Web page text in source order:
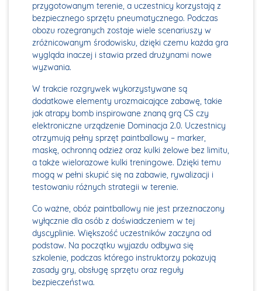
przygotowanym terenie, a uczestnicy korzystają z
bezpiecznego sprzętu pneumatycznego. Podczas
obozu rozegranych zostaje wiele scenariuszy w
zróżnicowanym środowisku, dzięki czemu każda gra
wygląda inaczej i stawia przed drużynami nowe
wyzwania.
W trakcie rozgrywek wykorzystywane są
dodatkowe elementy urozmaicające zabawę, takie
jak atrapy bomb inspirowane znaną grą CS czy
elektroniczne urządzenie Dominacja 2.0. Uczestnicy
otrzymują pełny sprzęt paintballowy – marker,
maskę, ochronną odzież oraz kulki żelowe bez limitu,
a także wielorazowe kulki treningowe. Dzięki temu
mogą w pełni skupić się na zabawie, rywalizacji i
testowaniu różnych strategii w terenie.
Co ważne, obóz paintballowy nie jest przeznaczony
wyłącznie dla osób z doświadczeniem w tej
dyscyplinie. Większość uczestników zaczyna od
podstaw. Na początku wyjazdu odbywa się
szkolenie, podczas którego instruktorzy pokazują
zasady gry, obsługę sprzętu oraz reguły
bezpieczeństwa.